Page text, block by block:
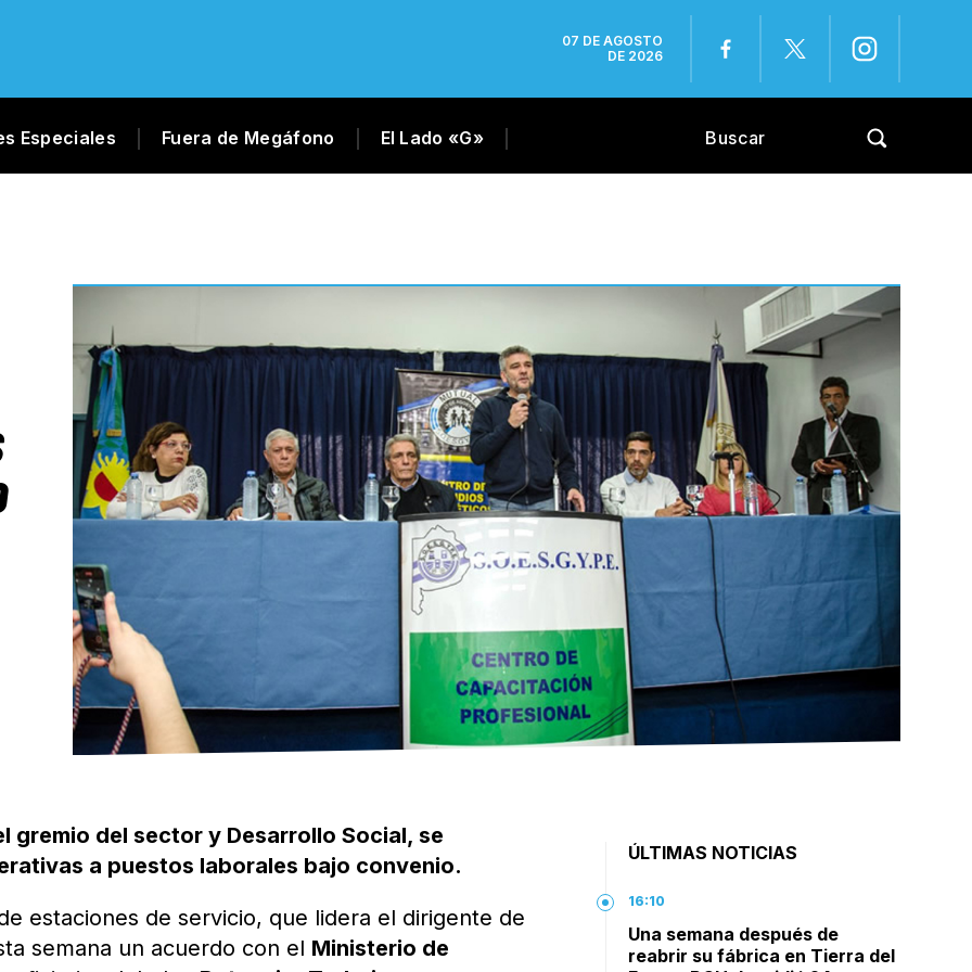
07 DE AGOSTO
DE 2026
Especiales Fuera de Megáfono El Lado «G»
gremio del sector y Desarrollo Social, se
a puestos laborales bajo convenio.
estaciones de servicio, que lidera el dirigente de
semana un acuerdo con el Ministerio de
ÚLTIMAS NOTICIAS
16:10
Una semana después de
reabrir su fábrica en Tierra del